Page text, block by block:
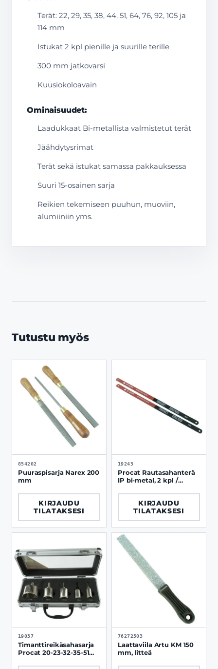
Terät: 22, 29, 35, 38, 44, 51, 64, 76, 92, 105 ja
114 mm
Istukat 2 kpl pienille ja suurille terille
300 mm jatkovarsi
Kuusiokoloavain
Ominaisuudet:
Laadukkaat Bi-metallista valmistetut terät
Jäähdytysrimat
Terät sekä istukat samassa pakkauksessa
Suuri 15-osainen sarja
Reikien tekemiseen puuhun, muoviin,
alumiiniin yms.
Tutustu myös
854202
Puuraspisarja Narex 200
mm
KIRJAUDU
TILATAKSESI
19245
Procat Rautasahanterä
IP bi-metal, 2 kpl /
KIRJAUDU
TILATAKSESI
19037
Timanttireikäsahasarja
Procat 20-23-32-35-51
76272503
Laattaviila Artu KM 150
mm, litteä